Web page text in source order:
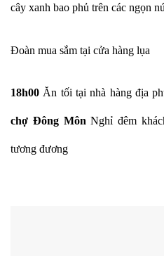
cây xanh bao phủ trên các ngọn
Đoàn mua sắm tại cửa hàng lụa
18h00 Ăn tối tại nhà hàng địa
chợ Đông Môn Nghỉ đêm
tương đương